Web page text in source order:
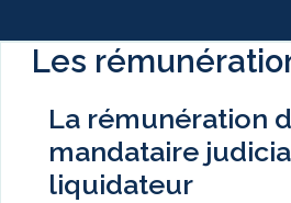
Les
La rémunération
mandataire
liquidateur